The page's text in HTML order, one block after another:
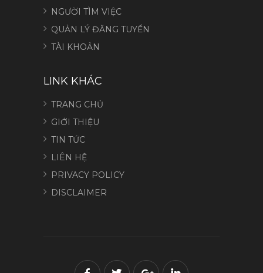
NGƯỜI TÌM VIỆC
QUẢN LÝ ĐĂNG TUYỂN
TÀI KHOẢN
LINK KHÁC
TRANG CHỦ
GIỚI THIỆU
TIN TỨC
LIÊN HỆ
PRIVACY POLICY
DISCLAIMER